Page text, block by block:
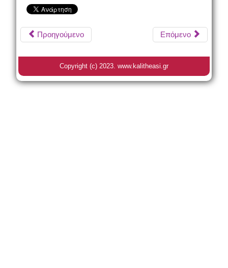
Προηγούμενο Επόμενο
Copyright (c) 2023. www.kalitheasi.gr